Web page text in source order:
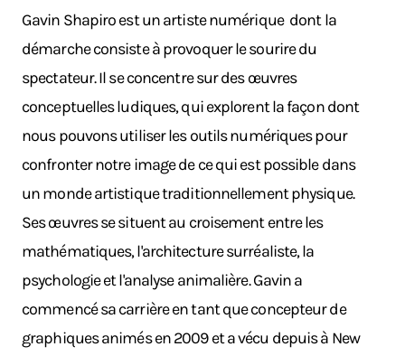
Gavin Shapiro est un artiste numérique dont la
démarche consiste à provoquer le sourire du
spectateur. Il se concentre sur des œuvres
conceptuelles ludiques, qui explorent la façon dont
nous pouvons utiliser les outils numériques pour
confronter notre image de ce qui est possible dans
un monde artistique traditionnellement physique.
Ses œuvres se situent au croisement entre les
mathématiques, l'architecture surréaliste, la
psychologie et l'analyse animalière. Gavin a
commencé sa carrière en tant que concepteur de
graphiques animés en 2009 et a vécu depuis à New